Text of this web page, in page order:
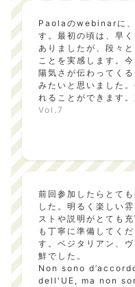
Paolaのwebinarに、
す。最初の頃は、早
ありましたが、段々
ことを実感します。
陽気さが伝わってく
みたいと思いました
れることができます
Vol.7
前回参加したらとて
した。明るく楽しい
ストや説明がとても
も丁寧に準備してく
す。ベジタリアン、
鮮でした。
Non sono
dell'UE, ma non